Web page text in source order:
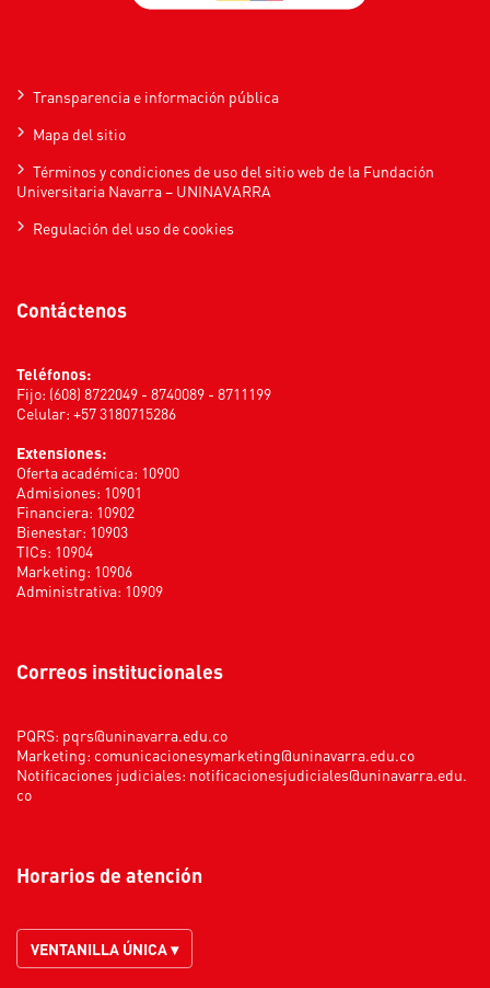
Transparencia e información pública
Mapa del sitio
Términos y condiciones de uso del sitio web de la Fundación
Universitaria Navarra – UNINAVARRA
Regulación del uso de cookies
Contáctenos
Teléfonos:
Fijo: (608) 8722049 - 8740089 - 8711199
Celular: +57 3180715286
Extensiones:
Oferta académica: 10900
Admisiones: 10901
Financiera: 10902
Bienestar: 10903
TICs: 10904
Marketing: 10906
Administrativa: 10909
Correos institucionales
PQRS: pqrs@uninavarra.edu.co
Marketing: comunicacionesymarketing@uninavarra.edu.co
Notificaciones judiciales: notificacionesjudiciales@uninavarra.edu.
co
Horarios de atención
VENTANILLA ÚNICA ▾